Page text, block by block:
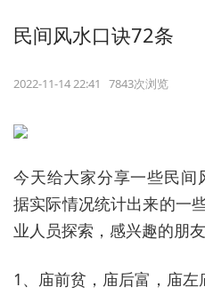
民间风水口诀72条
2022-11-14 22:41 7843次浏览
今天给大家分享一些民间
据实际情况统计出来的一
业人员探索，感兴趣的朋
1、庙前贫，庙后富，庙左